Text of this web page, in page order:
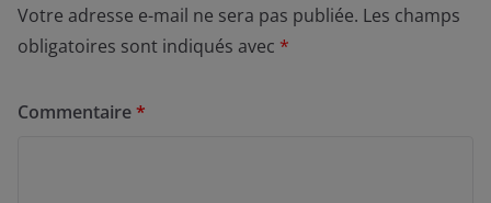
Votre adresse e-mail ne sera pas publiée. Les champs
obligatoires sont indiqués avec *
Commentaire*